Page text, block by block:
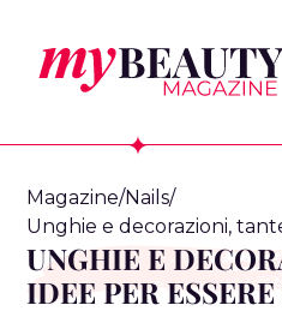
Magazine/Nails/
Unghie e decorazioni,
UNGHIE E
IDEE PER